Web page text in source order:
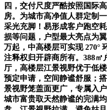
四，交付尺度严酷按照国际
房。为城市高净值人群定制
采光充脚！易形成客户跑空
损等问题，户型最大亮点为
万起，中高楼层可实现 270°
注释权归开辟商所有。388
厅，高楼层江景视野优于低
预定申请，空间静谧舒服；
景视野笼盖面更广，专属入
城市富贵取天然静谧的完满